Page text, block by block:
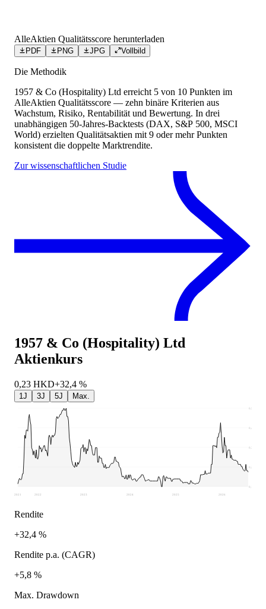
AlleAktien Qualitätsscore herunterladen
PDF PNG JPG Vollbild
Die Methodik
1957 & Co (Hospitality) Ltd erreicht 5 von 10 Punkten im
AlleAktien Qualitätsscore — zehn binäre Kriterien aus
Wachstum, Risiko, Rentabilität und Bewertung. In drei
unabhängigen 50-Jahres-Backtests (DAX, S&P 500, MSCI
World) erzielten Qualitätsaktien mit 9 oder mehr Punkten
konsistent die doppelte Marktrendite.
Zur wissenschaftlichen Studie
1957 & Co (Hospitality) Ltd
Aktienkurs
0,23 HKD+32,4 %
1J 3J 5J Max.
0,16
0,26
0,35
0,45
0,54
2021 2022 2023 2024 2025 2026
Rendite
+32,4 %
Rendite p.a. (CAGR)
+5,8 %
Max. Drawdown